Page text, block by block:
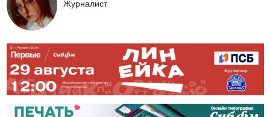
Журналист